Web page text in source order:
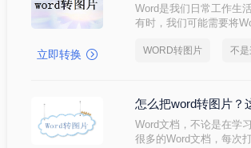
立即转换
Word是我们日常工作生
有时，我们可能需要将
WORD转图片
怎么把word转图片？
Word文档，不论是在学
很多的Word文档，每次